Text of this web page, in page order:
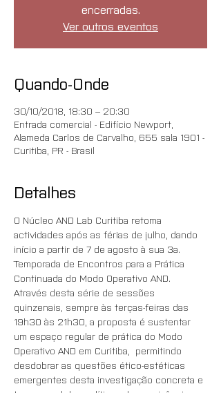
encerradas.
Ver outros eventos
Quando-Onde
30/10/2018, 18:30 – 20:30
Entrada comercial - Edifício Newport,
Alameda Carlos de Carvalho, 655 sala 1901 -
Curitiba, PR - Brasil
Detalhes
O Núcleo AND Lab Curitiba retoma
actividades após as férias de julho, dando
início a partir de 7 de agosto à sua 3a.
Temporada de Encontros para a Prática
Continuada do Modo Operativo AND.
Através desta série de sessões
quinzenais, sempre às terças-feiras das
19h30 às 21h30, a proposta é sustentar
um espaço regular de prática do Modo
Operativo AND em Curitiba,  permitindo
desdobrar as questões ético-estéticas
emergentes desta investigação concreta e